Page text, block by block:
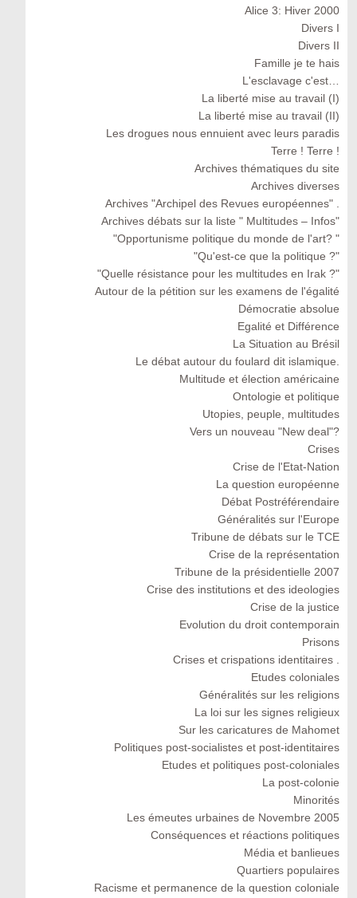
Alice 3: Hiver 2000
Divers I
Divers II
Famille je te hais
L'esclavage c'est…
La liberté mise au travail (I)
La liberté mise au travail (II)
Les drogues nous ennuient avec leurs paradis
Terre ! Terre !
Archives thématiques du site
Archives diverses
Archives "Archipel des Revues européennes" .
Archives débats sur la liste " Multitudes – Infos"
"Opportunisme politique du monde de l'art? "
"Qu'est-ce que la politique ?"
"Quelle résistance pour les multitudes en Irak ?"
Autour de la pétition sur les examens de l'égalité
Démocratie absolue
Egalité et Différence
La Situation au Brésil
Le débat autour du foulard dit islamique.
Multitude et élection américaine
Ontologie et politique
Utopies, peuple, multitudes
Vers un nouveau "New deal"?
Crises
Crise de l'Etat-Nation
La question européenne
Débat Postréférendaire
Généralités sur l'Europe
Tribune de débats sur le TCE
Crise de la représentation
Tribune de la présidentielle 2007
Crise des institutions et des ideologies
Crise de la justice
Evolution du droit contemporain
Prisons
Crises et crispations identitaires .
Etudes coloniales
Généralités sur les religions
La loi sur les signes religieux
Sur les caricatures de Mahomet
Politiques post-socialistes et post-identitaires
Etudes et politiques post-coloniales
La post-colonie
Minorités
Les émeutes urbaines de Novembre 2005
Conséquences et réactions politiques
Média et banlieues
Quartiers populaires
Racisme et permanence de la question coloniale